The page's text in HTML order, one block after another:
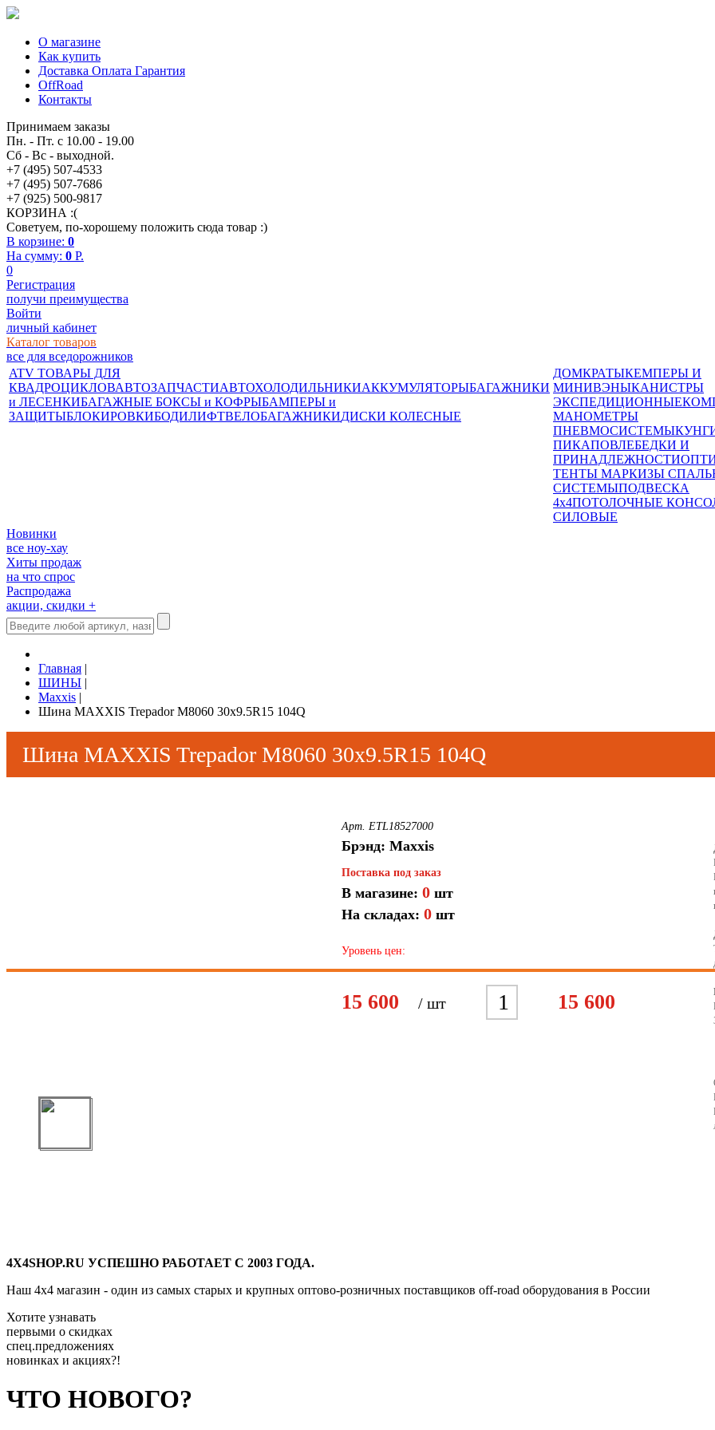
О магазине
Как купить
Доставка Оплата Гарантия
OffRoad
Контакты
Принимаем заказы
Пн. - Пт. с 10.00 - 19.00
Сб - Вс - выходной.
+7 (495) 507-4533
+7 (495) 507-7686
+7 (925) 500-9817
КОРЗИНА :(
Советуем, по-хорошему положить сюда товар :)
В корзине: 0
На сумму: 0 P.
0
Регистрация
получи преимущества
Войти
личный кабинет
Каталог товаров
все для вседорожников
ATV ТОВАРЫ ДЛЯ
КВАДРОЦИКЛОВАВТОЗАПЧАСТИАВТОХОЛОДИЛЬНИКИАККУМУЛЯТОРЫБАГАЖНИКИ
и ЛЕСЕНКИБАГАЖНЫЕ БОКСЫ и КОФРЫБАМПЕРЫ и
ЗАЩИТЫБЛОКИРОВКИБОДИЛИФТВЕЛОБАГАЖНИКИДИСКИ КОЛЕСНЫЕ
ДОМКРАТЫКЕМПЕРЫ И
МИНИВЭНЫКАНИСТРЫ
ЭКСПЕДИЦИОННЫЕ
МАНОМЕТРЫ
ПНЕВМОСИСТЕМЫ
ПИКАПОВЛЕБЕДКИ И
ПРИНАДЛЕЖНОСТИ
ТЕНТЫ МАРКИЗЫ
СИСТЕМЫПОДВЕСКА
4x4ПОТОЛОЧНЫЕ
СИЛОВЫЕ
Новинки
все ноу-хау
Хиты продаж
на что спрос
Распродажа
акции, скидки +
Главная |
ШИНЫ |
Maxxis |
Шина MAXXIS Trepador M8060 30x9.5R15 104Q
Шина MAXXIS Trepador M8060 30x9.5R15 104Q
Арт. ETL18527000
Брэнд: Maxxis
Поставка под заказ
В магазине: 0 шт
На складах: 0 шт
Уровень цен:
15 600 / шт 1 3 4
15 600
4X4SHOP.RU УСПЕШНО РАБОТАЕТ С 2003 ГОДА.
Наш 4x4 магазин - один из самых старых и крупных оптово-розничных поставщиков off-road оборудования в России
Хотите узнавать
первыми о скидках
спец.предложениях
новинках и акциях?!
ЧТО НОВОГО?